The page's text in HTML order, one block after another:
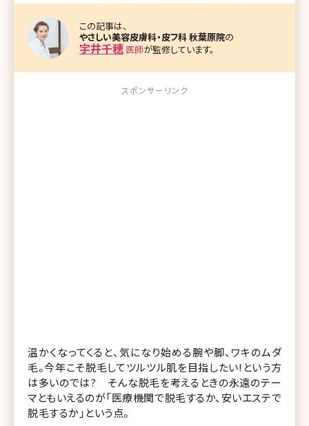
この記事は、
やさしい美容皮膚科・皮フ科 秋葉原院の
宇井千穂 医師が監修しています。
スポンサーリンク
温かくなってくると、気になり始める腕や脚、ワキのムダ
毛。今年こそ脱毛してツルツル肌を目指したい!という方
は多いのでは? そんな脱毛を考えるときの永遠のテー
マともいえるのが「医療機関で脱毛するか、安いエステで
脱毛するか」という点。